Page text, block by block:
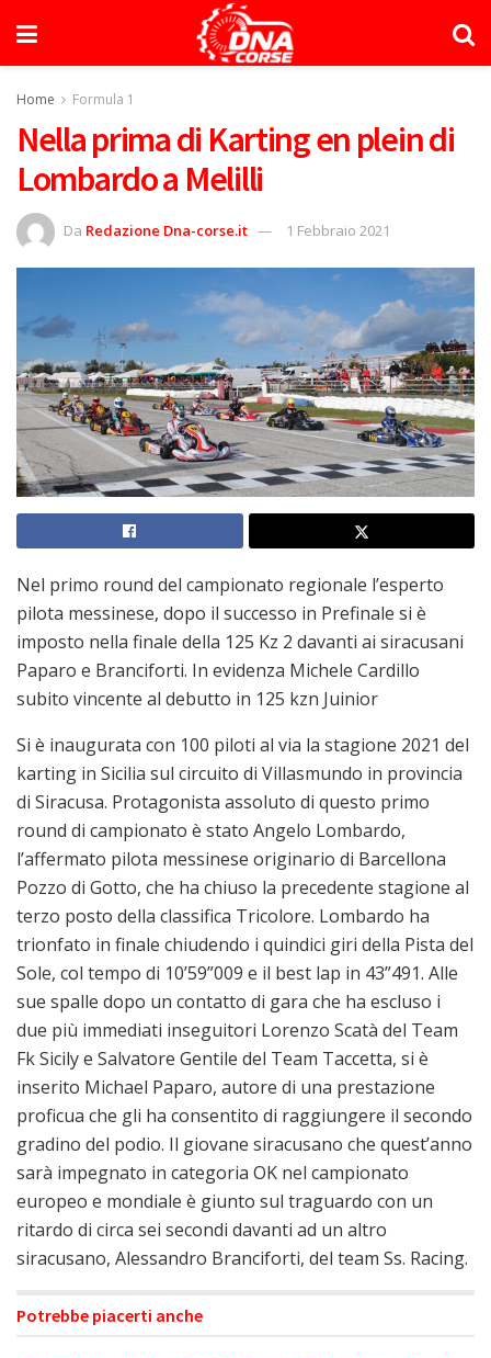
Home Formula 1
Nella prima di Karting en plein di
Lombardo a Melilli
Da Redazione Dna-corse.it 1 Febbraio 2021
Nel primo round del campionato regionale l’esperto
pilota messinese, dopo il successo in Prefinale si è
imposto nella finale della 125 Kz 2 davanti ai siracusani
Paparo e Branciforti. In evidenza Michele Cardillo
subito vincente al debutto in 125 kzn Juinior
Si è inaugurata con 100 piloti al via la stagione 2021 del
karting in Sicilia sul circuito di Villasmundo in provincia
di Siracusa. Protagonista assoluto di questo primo
round di campionato è stato Angelo Lombardo,
l’affermato pilota messinese originario di Barcellona
Pozzo di Gotto, che ha chiuso la precedente stagione al
terzo posto della classifica Tricolore. Lombardo ha
trionfato in finale chiudendo i quindici giri della Pista del
Sole, col tempo di 10’59”009 e il best lap in 43”491. Alle
sue spalle dopo un contatto di gara che ha escluso i
due più immediati inseguitori Lorenzo Scatà del Team
Fk Sicily e Salvatore Gentile del Team Taccetta, si è
inserito Michael Paparo, autore di una prestazione
proficua che gli ha consentito di raggiungere il secondo
gradino del podio. Il giovane siracusano che quest’anno
sarà impegnato in categoria OK nel campionato
europeo e mondiale è giunto sul traguardo con un
ritardo di circa sei secondi davanti ad un altro
siracusano, Alessandro Branciforti, del team Ss. Racing.
Potrebbe piacerti anche